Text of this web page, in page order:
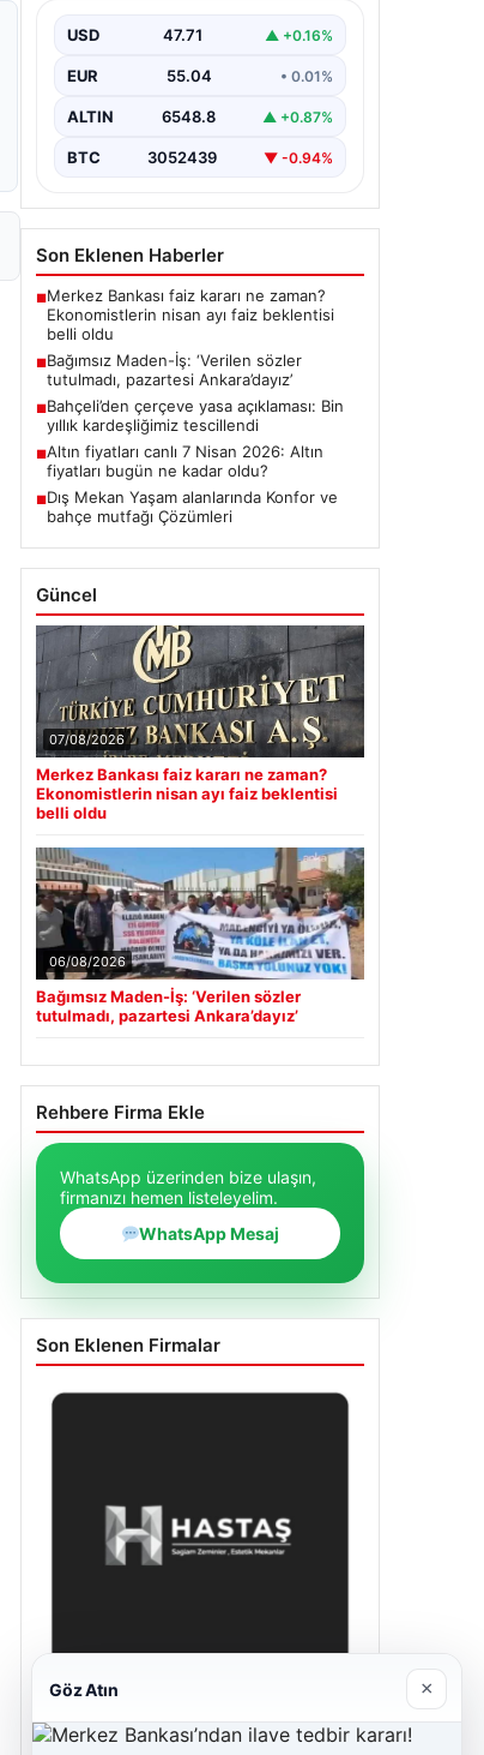
USD 47.71 ▲ +0.16%
EUR 55.04 • 0.01%
ALTIN 6548.8 ▲ +0.87%
BTC 3052439 ▼ -0.94%
Son Eklenen Haberler
■Merkez Bankası faiz kararı ne zaman?
Ekonomistlerin nisan ayı faiz beklentisi
belli oldu
■Bağımsız Maden-İş: ‘Verilen sözler
tutulmadı, pazartesi Ankara’dayız’
■Bahçeli’den çerçeve yasa açıklaması: Bin
yıllık kardeşliğimiz tescillendi
■Altın fiyatları canlı 7 Nisan 2026: Altın
fiyatları bugün ne kadar oldu?
■Dış Mekan Yaşam alanlarında Konfor ve
bahçe mutfağı Çözümleri
Güncel
07/08/2026
Merkez Bankası faiz kararı ne zaman?
Ekonomistlerin nisan ayı faiz beklentisi
belli oldu
06/08/2026
Bağımsız Maden-İş: ‘Verilen sözler
tutulmadı, pazartesi Ankara’dayız’
Rehbere Firma Ekle
WhatsApp üzerinden bize ulaşın,
firmanızı hemen listeleyelim.
WhatsApp Mesaj
Son Eklenen Firmalar
Enes Kaplan Avukatlık Bürosu
Göz Atın ×